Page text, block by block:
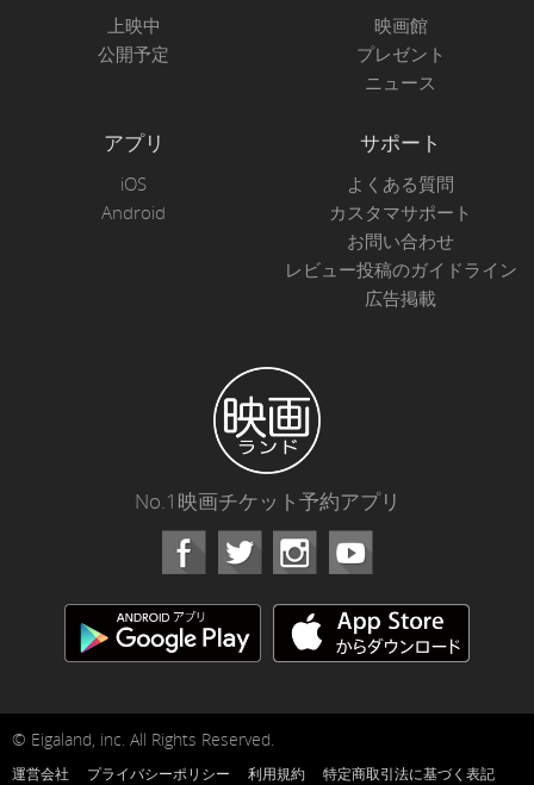
上映中
公開予定
映画館
プレゼント
ニュース
アプリ
iOS
Android
サポート
よくある質問
カスタマサポート
お問い合わせ
レビュー投稿のガイドライン
広告掲載
No.1映画チケット予約アプリ
Facebook Instagram
© Eigaland, inc. All Rights Reserved.
運営会社 プライバシーポリシー 利用規約 特定商取引法に基づく表記